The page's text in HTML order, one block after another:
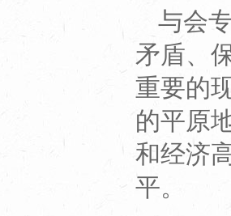
与会
矛盾、
重要的
的平原
和经济
平。